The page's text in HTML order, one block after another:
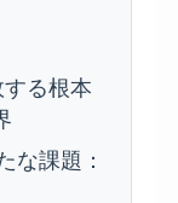
る根本
な課題：